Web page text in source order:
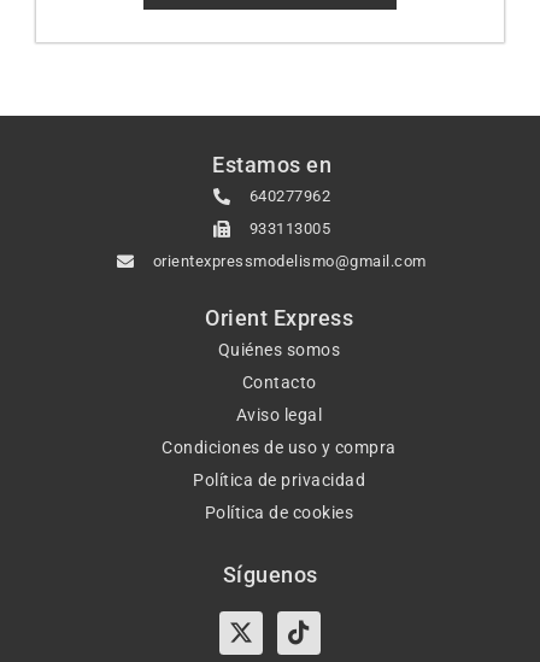
Estamos en
640277962
933113005
orientexpressmodelismo@gmail.com
Orient Express
Quiénes somos
Contacto
Aviso legal
Condiciones de uso y compra
Política de privacidad
Política de cookies
Síguenos
X-
twitter
Tiktok
InstagramFacebook